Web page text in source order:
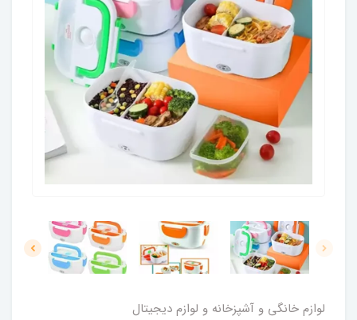
لوازم خانگی و آشپزخانه و لوازم دیجیتال